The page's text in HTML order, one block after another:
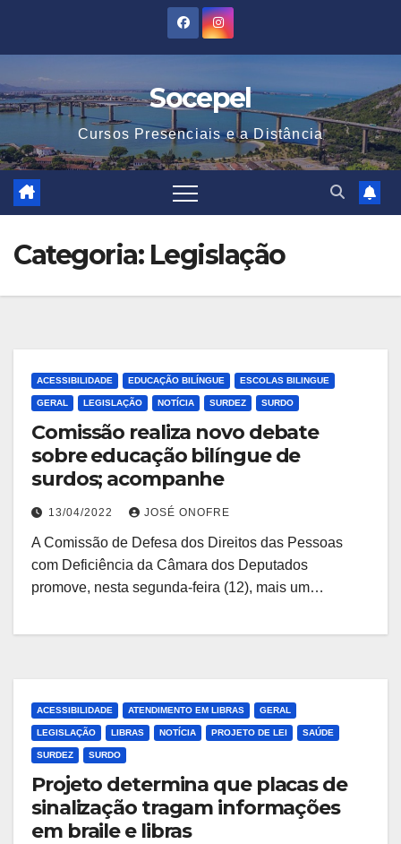
Socepel
Cursos Presenciais e a Distância
Categoria: Legislação
ACESSIBILIDADE EDUCAÇÃO BILÍNGUE ESCOLAS BILINGUE
GERAL LEGISLAÇÃO NOTÍCIA SURDEZ SURDO
Comissão realiza novo debate
sobre educação bilíngue de
surdos; acompanhe
13/04/2022 JOSÉ ONOFRE
A Comissão de Defesa dos Direitos das Pessoas
com Deficiência da Câmara dos Deputados
promove, nesta segunda-feira (12), mais um…
ACESSIBILIDADE ATENDIMENTO EM LIBRAS GERAL
LEGISLAÇÃO LIBRAS NOTÍCIA PROJETO DE LEI SAÚDE
SURDEZ SURDO
Projeto determina que placas de
sinalização tragam informações
em braile e libras